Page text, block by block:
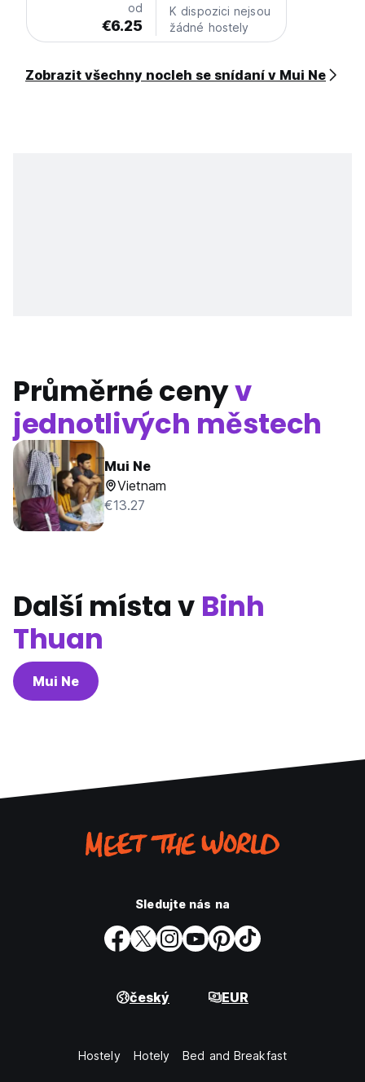
od
€6.25
K dispozici nejsou
žádné hostely
Zobrazit všechny nocleh se snídaní v Mui Ne
Průměrné cenyv
jednotlivých městech
Mui Ne
Vietnam
€13.27
Další místa v Binh
Thuan
Mui Ne
Sledujte nás na
český EUR
Hostely Hotely Bed and Breakfast